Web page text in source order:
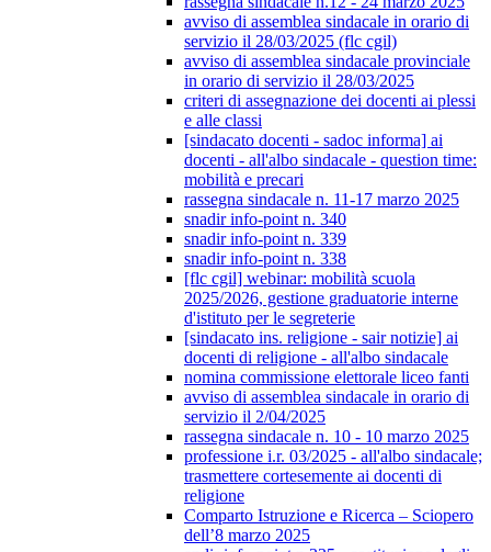
avviso di assemblea sindacale in orario di
servizio il 28/03/2025 (flc cgil)
avviso di assemblea sindacale provinciale
in orario di servizio il 28/03/2025
criteri di assegnazione dei docenti ai plessi
e alle classi
[sindacato docenti - sadoc informa] ai
docenti - all'albo sindacale - question time:
mobilità e precari
rassegna sindacale n. 11-17 marzo 2025
snadir info-point n. 340
snadir info-point n. 339
snadir info-point n. 338
[flc cgil] webinar: mobilità scuola
2025/2026, gestione graduatorie interne
d'istituto per le segreterie
[sindacato ins. religione - sair notizie] ai
docenti di religione - all'albo sindacale
nomina commissione elettorale liceo fanti
avviso di assemblea sindacale in orario di
servizio il 2/04/2025
rassegna sindacale n. 10 - 10 marzo 2025
professione i.r. 03/2025 - all'albo sindacale;
trasmettere cortesemente ai docenti di
religione
Comparto Istruzione e Ricerca – Sciopero
dell’8 marzo 2025